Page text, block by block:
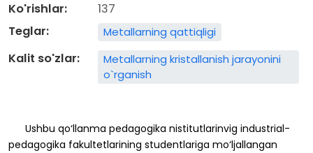
Ko'rishlar:
137
Teglar:
Metallarning qattiqligi
Kalit so'zlar:
Metallarning kristallanish jarayonini
o`rganish
Ushbu qo‘llanma pedagogika nistitutlarinvig industrial-
pedagogika fakultetlarining studentlariga mo‘ljallangan